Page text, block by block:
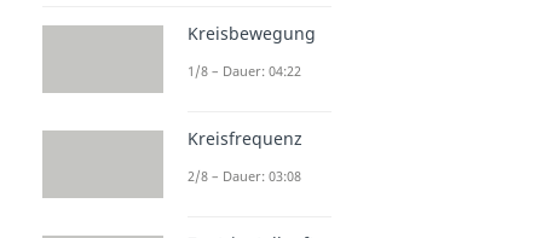
Kreisbewegung
1/8 – Dauer: 04:22
Kreisfrequenz
2/8 – Dauer: 03:08